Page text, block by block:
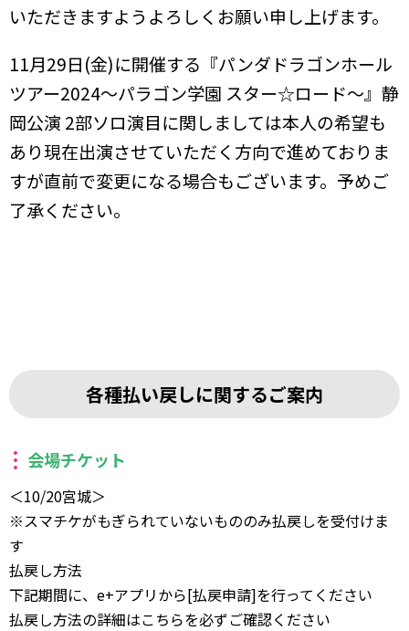
いただきますようよろしくお願い申し上げます。
11月29日(金)に開催する『パンダドラゴンホール
ツアー2024〜パラゴン学園 スター☆ロード〜』静
岡公演 2部ソロ演目に関しましては本人の希望も
あり現在出演させていただく方向で進めておりま
すが直前で変更になる場合もございます。予めご
了承ください。
各種払い戻しに関するご案内
会場チケット
＜10/20宮城＞
※スマチケがもぎられていないもののみ払戻しを受付けま
す
払戻し方法
下記期間に、e+アプリから[払戻申請]を行ってください
払戻し方法の詳細はこちらを必ずご確認ください